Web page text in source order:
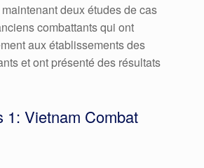
deux études de cas
combattants qui ont
aux établissements des
et ont présenté des résultats
1: Vietnam Combat